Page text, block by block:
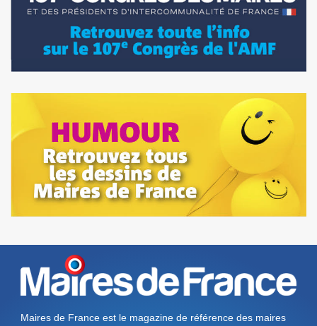
Maires de France est le magazine de référence des maires